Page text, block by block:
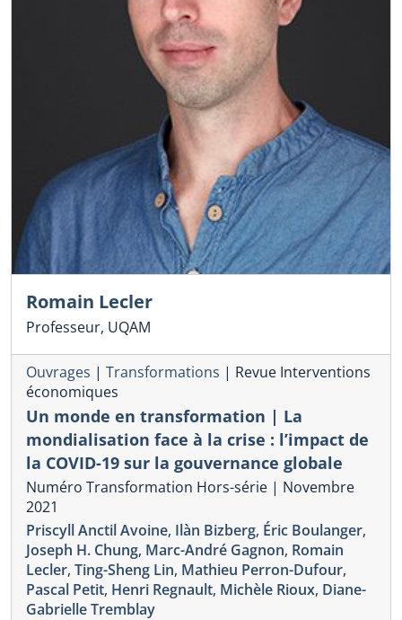
Romain Lecler
Professeur, UQAM
Ouvrages | Transformations | Revue Interventions
économiques
Un monde en transformation | La
mondialisation face à la crise : l’impact de
la COVID-19 sur la gouvernance globale
Numéro Transformation Hors-série | Novembre
2021
Priscyll Anctil Avoine, Ilàn Bizberg, Éric Boulanger,
Joseph H. Chung, Marc-André Gagnon, Romain
Lecler, Ting-Sheng Lin, Mathieu Perron-Dufour,
Pascal Petit, Henri Regnault, Michèle Rioux, Diane-
Gabrielle Tremblay